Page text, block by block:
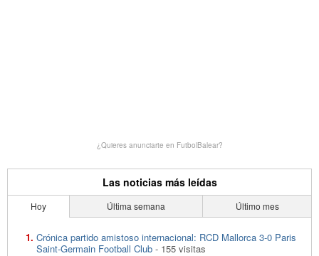
¿Quieres anunciarte en FutbolBalear?
Las noticias más leídas
Hoy Última semana Último mes
Crónica partido amistoso internacional: RCD Mallorca 3-0 Paris
Saint-Germain Football Club - 155 visitas